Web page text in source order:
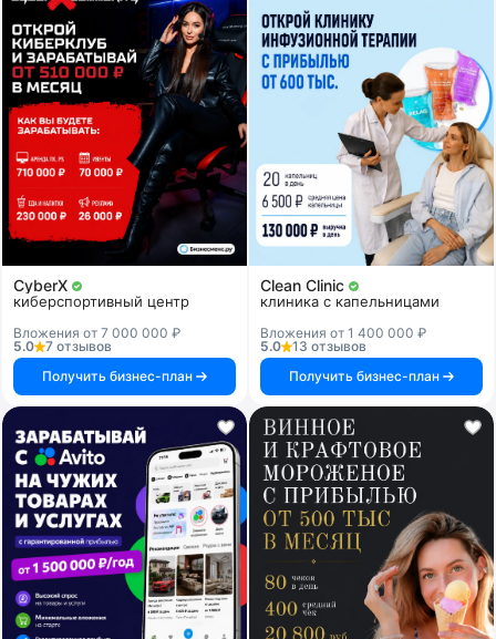
CyberX
киберспортивный центр
Вложения от 7 000 000 ₽
5.0
7 отзывов
Получить бизнес-план
Clean Clinic
клиника с капельницами
Вложения от 1 400 000 ₽
5.0
13 отзывов
Получить бизнес-план